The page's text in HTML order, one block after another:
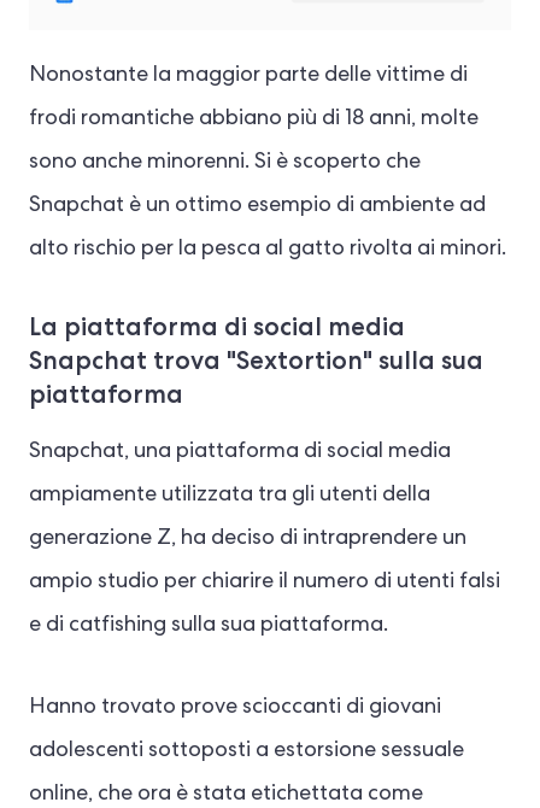
Nonostante la maggior parte delle vittime di
frodi romantiche abbiano più di 18 anni, molte
sono anche minorenni. Si è scoperto che
Snapchat è un ottimo esempio di ambiente ad
alto rischio per la pesca al gatto rivolta ai minori.
La piattaforma di social media
Snapchat trova "Sextortion" sulla sua
piattaforma
Snapchat, una piattaforma di social media
ampiamente utilizzata tra gli utenti della
generazione Z, ha deciso di intraprendere un
ampio studio per chiarire il numero di utenti falsi
e di catfishing sulla sua piattaforma.
Hanno trovato prove scioccanti di giovani
adolescenti sottoposti a estorsione sessuale
online, che ora è stata etichettata come